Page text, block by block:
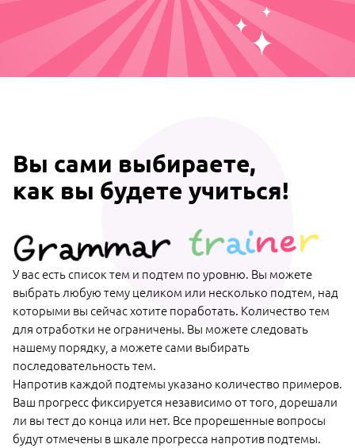
Вы сами выбираете,
как вы будете учиться!
Grammar trainer
У вас есть список тем и подтем по уровню. Вы можете
выбрать любую тему целиком или несколько подтем, над
которыми вы сейчас хотите поработать. Количество тем
для отработки не ограничены. Вы можете следовать
нашему порядку, а можете сами выбирать
последовательность тем.
Напротив каждой подтемы указано количество примеров.
Ваш прогресс фиксируется независимо от того, дорешали
ли вы тест до конца или нет. Все прорешенные вопросы
будут отмечены в шкале прогресса напротив подтемы.